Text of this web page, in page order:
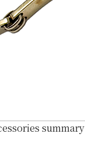
summary